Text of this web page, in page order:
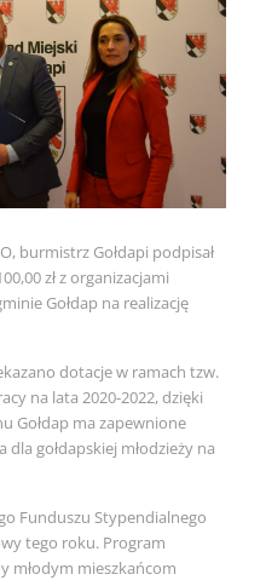
burmistrz Gołdapi podpisał
zł z organizacjami
Gołdap na realizację
dotacje w ramach tzw.
na lata 2020-2022, dzięki
Gołdap ma zapewnione
gołdapskiej młodzieży na
Funduszu Stypendialnego
tego roku. Program
młodym mieszkańcom